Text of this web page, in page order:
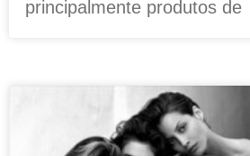
principalmente produtos de